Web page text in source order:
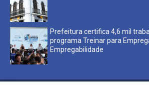
Prefeitura certifica 4,6 mil
programa Treinar para
Empregabilidade